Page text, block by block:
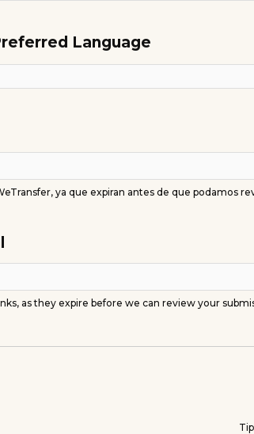
Language
ya que expiran antes de que podamos
as they expire before we can review your